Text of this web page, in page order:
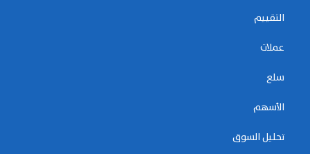
التقييم
عملات
سلع
الأسهم
تحليل السوق